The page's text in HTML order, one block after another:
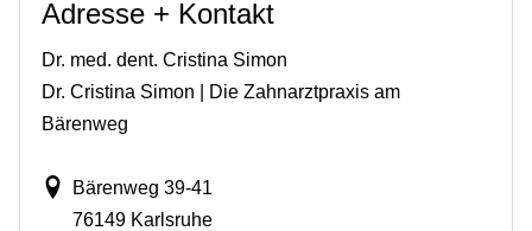
Adresse + Kontakt
Dr. med. dent. Cristina Simon
Dr. Cristina Simon | Die Zahnarztpraxis am
Bärenweg
Bärenweg 39-41
76149 Karlsruhe